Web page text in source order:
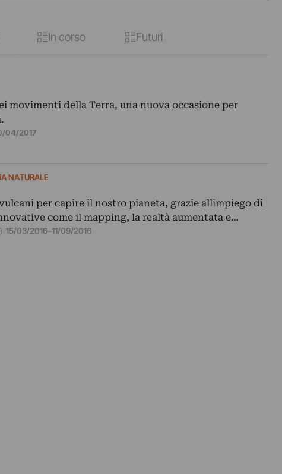
In corso Futuri
movimenti della Terra, una nuova occasione per
04/2017
NATURALE
per capire il nostro pianeta, grazie allimpiego di
come il mapping, la realtà aumentata e…
15/03/2016–11/09/2016